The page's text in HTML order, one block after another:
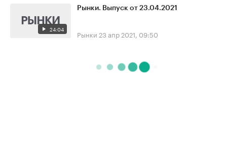
24:04
Рынки. Выпуск от 23.04.2021
Рынки 23 апр 2021, 09:50